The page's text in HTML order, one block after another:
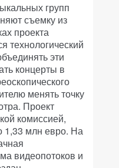
групп
съемку из
проекта
технологический
эти
концерты в
менять точку
Проект
комиссией,
1,33 млн евро. На
видеопотоков и